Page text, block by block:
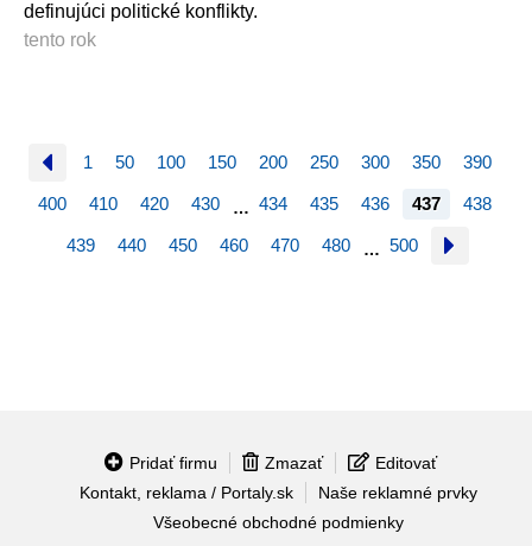
definujúci politické konflikty.
tento rok
1 50 100 150 200 250 300 350 390
400 410 420 430 … 434 435 436 437 438
439 440 450 460 470 480 … 500
Pridať firmu Zmazať
Editovať
Kontakt, reklama / Portaly.sk
Naše reklamné prvky
Všeobecné obchodné podmienky